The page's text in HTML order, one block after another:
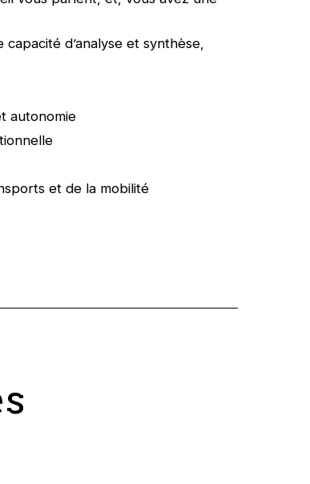
d’analyse et synthèse,
autonomie
et de la mobilité